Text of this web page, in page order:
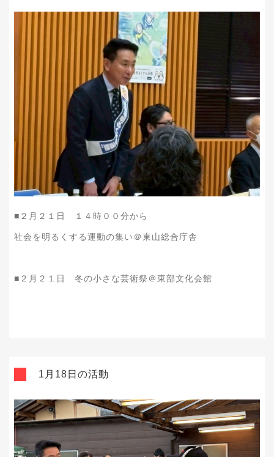
■２月２１日 １４時００分から
社会を明るくする運動の集い＠東山総合庁舎
■２月２１日 冬の小さな芸術祭＠東部文化会館
1月18日の活動